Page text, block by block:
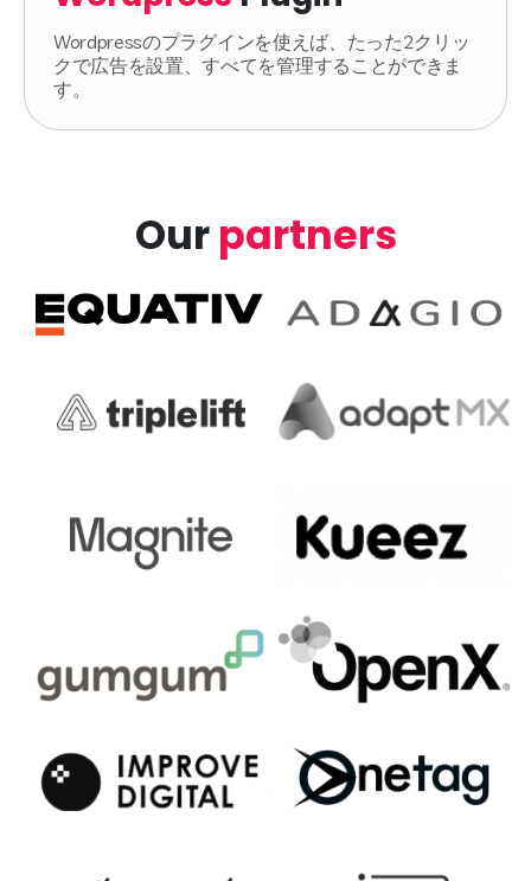
Wordpressのプラグインを使えば、たった2クリッ
クで広告を設置、すべてを管理することができま
す。
Ourpartners